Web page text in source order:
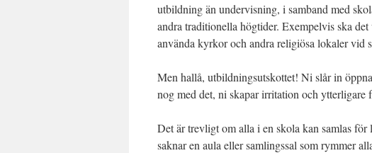
utbildning än undervisning, i samband med
andra traditionella högtider. Exempelvis ska
använda kyrkor och andra religiösa lokaler vid
Men hallå, utbildningsutskottet! Ni slår in
nog med det, ni skapar irritation och
Det är trevligt om alla i en skola kan samlas
saknar en aula eller samlingssal som rymmer